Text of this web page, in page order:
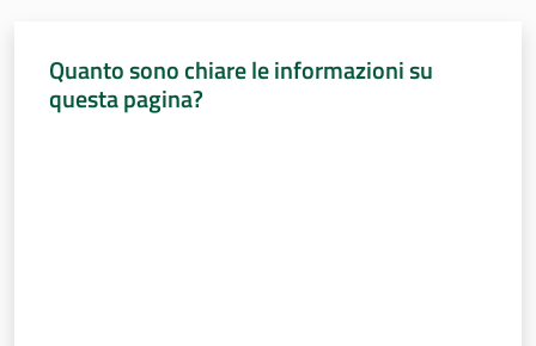
Quanto sono chiare le informazioni su
questa pagina?